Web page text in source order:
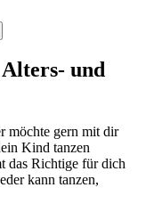
und
möchte gern mit dir
Kind tanzen
das Richtige für dich
kann tanzen,